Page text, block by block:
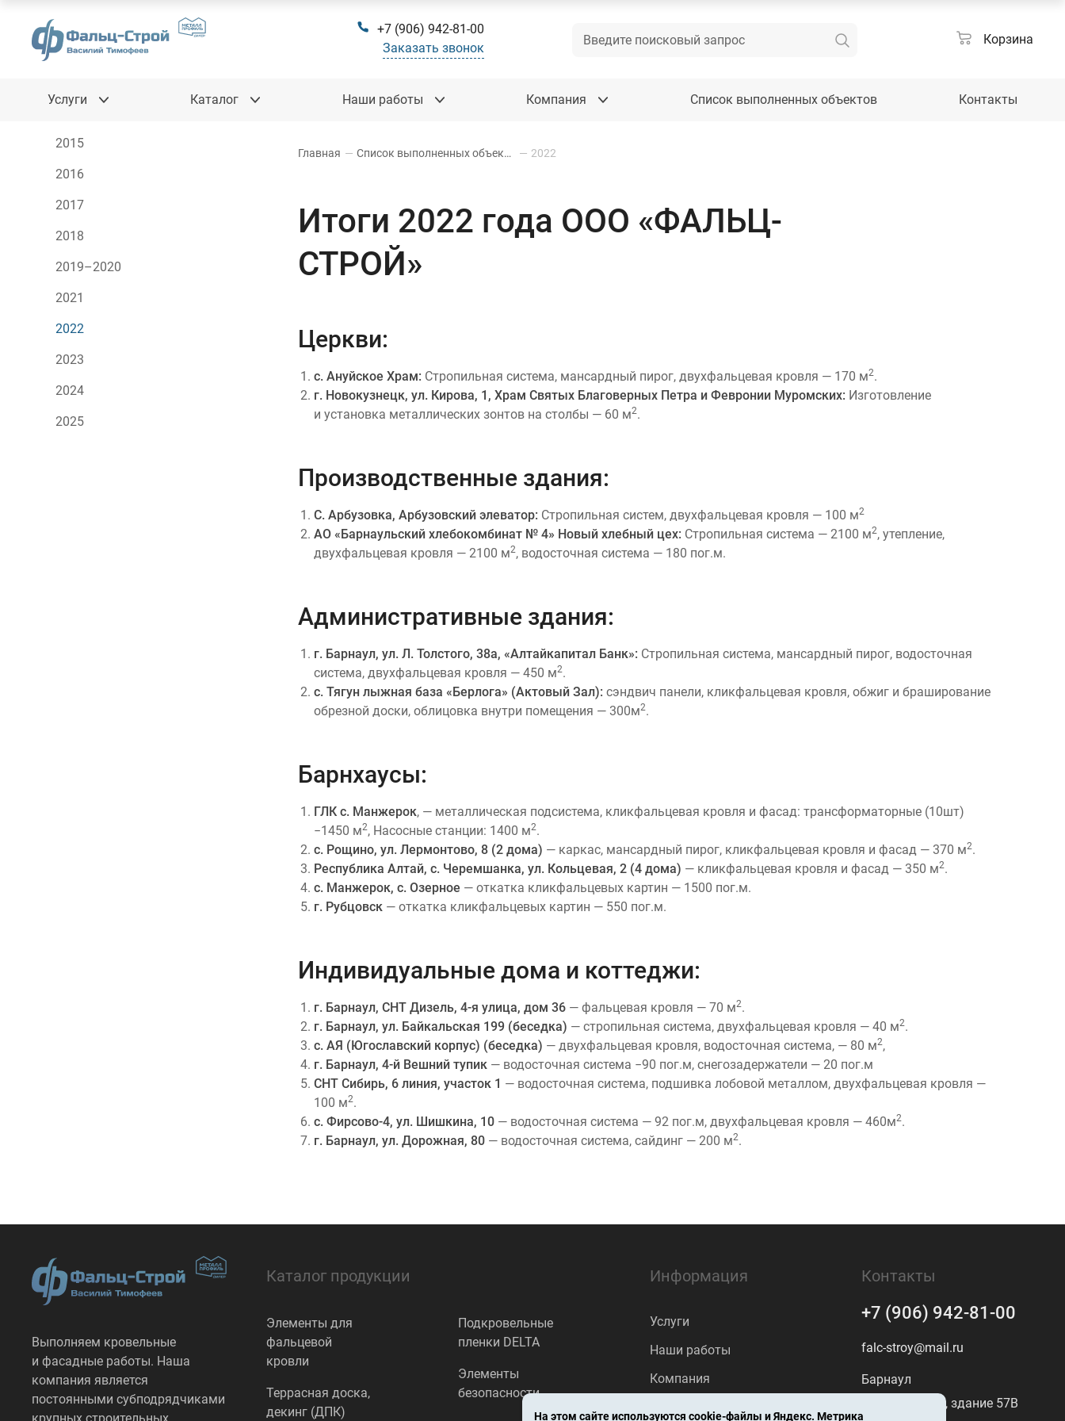
+7 (906) 942-81-00
Заказать звонок
Корзина
Услуги Каталог Наши работы Компания Список выполненных объектов Контакты
2015
2016
2017
2018
2019–2020
2021
2022
2023
2024
2025
Главная — Список выполненных объектов — 2022
Итоги 2022 года ООО «ФАЛЬЦ-
СТРОЙ»
Церкви:
с. Ануйское Храм: Стропильная система, мансардный пирог, двухфальцевая кровля — 170 м2.
г. Новокузнецк, ул. Кирова, 1, Храм Святых Благоверных Петра и Февронии Муромских: Изготовление
и установка металлических зонтов на столбы — 60 м2.
Производственные здания:
С. Арбузовка, Арбузовский элеватор: Стропильная систем, двухфальцевая кровля — 100 м2
АО «Барнаульский хлебокомбинат № 4» Новый хлебный цех: Стропильная система — 2100 м2, утепление,
двухфальцевая кровля — 2100 м2, водосточная система — 180 пог.м.
Административные здания:
г. Барнаул, ул. Л. Толстого, 38а, «Алтайкапитал Банк»: Стропильная система, мансардный пирог, водосточная
система, двухфальцевая кровля — 450 м2.
с. Тягун лыжная база «Берлога» (Актовый Зал): сэндвич панели, кликфальцевая кровля, обжиг и браширование
обрезной доски, облицовка внутри помещения — 300м2.
Барнхаусы:
ГЛК с. Манжерок, — металлическая подсистема, кликфальцевая кровля и фасад: трансформаторные (10шт)
−1450 м2, Насосные станции: 1400 м2.
с. Рощино, ул. Лермонтово, 8 (2 дома) — каркас, мансардный пирог, кликфальцевая кровля и фасад — 370 м2.
Республика Алтай, с. Черемшанка, ул. Кольцевая, 2 (4 дома) — кликфальцевая кровля и фасад — 350 м2.
с. Манжерок, с. Озерное — откатка кликфальцевых картин — 1500 пог.м.
г. Рубцовск — откатка кликфальцевых картин — 550 пог.м.
Индивидуальные дома и коттеджи:
г. Барнаул, СНТ Дизель, 4-я улица, дом 36 — фальцевая кровля — 70 м2.
г. Барнаул, ул. Байкальская 199 (беседка) — стропильная система, двухфальцевая кровля — 40 м2.
с. АЯ (Югославский корпус) (беседка) — двухфальцевая кровля, водосточная система, — 80 м2,
г. Барнаул, 4-й Вешний тупик — водосточная система −90 пог.м, снегозадержатели — 20 пог.м
СНТ Сибирь, 6 линия, участок 1 — водосточная система, подшивка лобовой металлом, двухфальцевая кровля —
100 м2.
с. Фирсово-4, ул. Шишкина, 10 — водосточная система — 92 пог.м, двухфальцевая кровля — 460м2.
г. Барнаул, ул. Дорожная, 80 — водосточная система, сайдинг — 200 м2.
Выполняем кровельные
и фасадные работы. Наша
компания является
постоянными субподрядчиками
Каталог продукции
Элементы для
фальцевой
кровли
Террасная доска,
декинг (ДПК)
Подкровельные
пленки DELTA
Элементы
безопасности
Информация
Услуги
Наши работы
Компания
Контакты
+7 (906) 942-81-00
falc-stroy@mail.ru
Барнаул
ул. Ползунова, здание 57В
На этом сайте используются cookie-файлы и Яндекс. Метрика